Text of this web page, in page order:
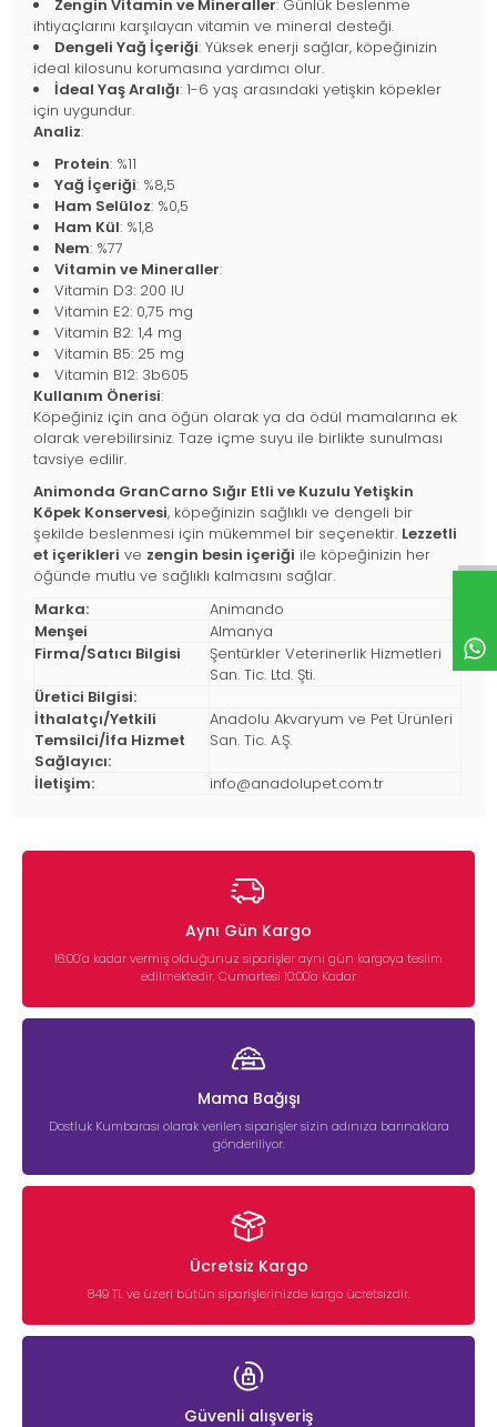
Zengin Vitamin ve Mineraller: Günlük beslenme
ihtiyaçlarını karşılayan vitamin ve mineral desteği.
Dengeli Yağ İçeriği: Yüksek enerji sağlar, köpeğinizin
ideal kilosunu korumasına yardımcı olur.
İdeal Yaş Aralığı: 1-6 yaş arasındaki yetişkin köpekler
için uygundur.
Analiz:
Protein: %11
Yağ İçeriği: %8,5
Ham Selüloz: %0,5
Ham Kül: %1,8
Nem: %77
Vitamin ve Mineraller:
Vitamin D3: 200 IU
Vitamin E2: 0,75 mg
Vitamin B2: 1,4 mg
Vitamin B5: 25 mg
Vitamin B12: 3b605
Kullanım Önerisi:
Köpeğiniz için ana öğün olarak ya da ödül mamalarına ek
olarak verebilirsiniz. Taze içme suyu ile birlikte sunulması
tavsiye edilir.
Animonda GranCarno Sığır Etli ve Kuzulu Yetişkin
Köpek Konservesi, köpeğinizin sağlıklı ve dengeli bir
şekilde beslenmesi için mükemmel bir seçenektir. Lezzetli
et içerikleri ve zengin besin içeriği ile köpeğinizin her
öğünde mutlu ve sağlıklı kalmasını sağlar.
Marka:
Animando
Menşei
Almanya
Firma/Satıcı Bilgisi
Şentürkler Veterinerlik Hizmetleri
San. Tic. Ltd. Şti.
Üretici Bilgisi:
İthalatçı/Yetkili
Temsilci/İfa Hizmet
Sağlayıcı:
Anadolu Akvaryum ve Pet Ürünleri
San. Tic. A.Ş.
İletişim: info@anadolupet.com.tr
Aynı Gün Kargo
16:00’a kadar vermiş olduğunuz siparişler aynı gün kargoya teslim
edilmektedir. Cumartesi 10:00'a Kadar
Mama Bağışı
Dostluk Kumbarası olarak verilen siparişler sizin adınıza barınaklara
gönderiliyor.
Ücretsiz Kargo
849 TL ve üzeri bütün siparişlerinizde kargo ücretsizdir.
Güvenli alışveriş